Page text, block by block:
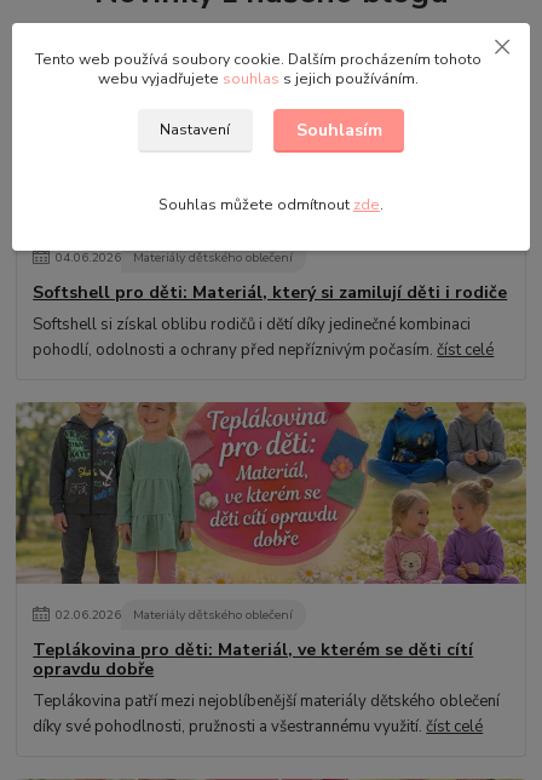
04.06.2026 Materiály dětského oblečení
Softshell pro děti: Materiál, který si zamilují děti i rodiče
Softshell si získal oblibu rodičů i dětí díky jedinečné kombinaci
pohodlí, odolnosti a ochrany před nepříznivým počasím.číst celé
02.06.2026 Materiály dětského oblečení
Teplákovina pro děti: Materiál, ve kterém se děti cítí
opravdu dobře
Teplákovina patří mezi nejoblíbenější materiály dětského oblečení
díky své pohodlnosti, pružnosti a všestrannému využití.číst celé
Tento web používá soubory cookie. Dalším procházením tohoto
webu vyjadřujete souhlas s jejich používáním.
Nastavení Souhlasím
Souhlas můžete odmítnout zde.